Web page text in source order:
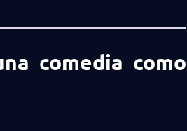
comedia como